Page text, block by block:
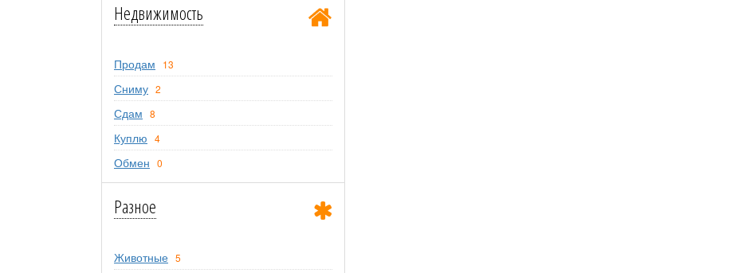
Недвижимость
Продам 13
Сниму 2
Сдам 8
Куплю 4
Обмен 0
Разное
Животные 5